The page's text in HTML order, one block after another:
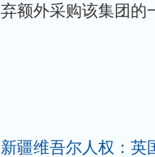
弃额外采购该集团的
新疆维吾尔人权：英